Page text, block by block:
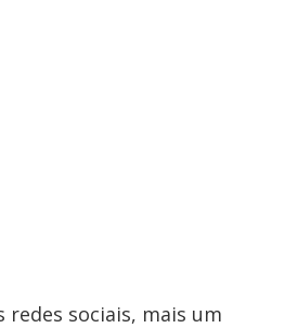
redes sociais, mais um